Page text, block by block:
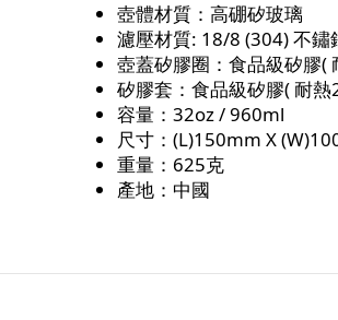
壺體材質：高硼矽玻璃
濾壓材質: 18/8 (304) 不鏽
壺蓋矽膠圈：食品級矽膠(
矽膠套：食品級矽膠( 耐熱
容量：32oz / 960ml
尺寸：(L)150mm X
重量：625克
產地：中國